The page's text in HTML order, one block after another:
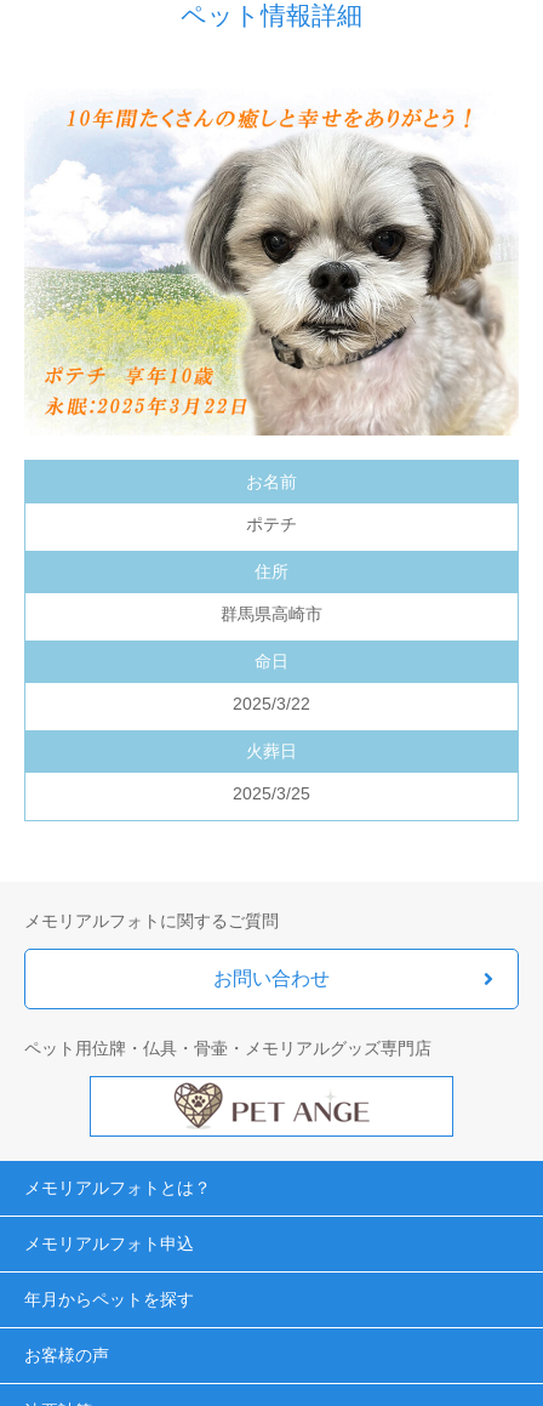
ペット情報詳細
お名前
ポテチ
住所
群馬県高崎市
命日
2025/3/22
火葬日
2025/3/25
メモリアルフォトに関するご質問
お問い合わせ
ペット用位牌・仏具・骨壷・メモリアルグッズ専門店
メモリアルフォトとは？
メモリアルフォト申込
年月からペットを探す
お客様の声